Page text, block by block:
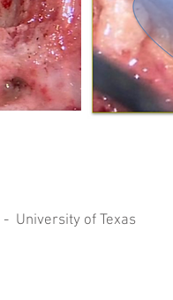
University of Texas